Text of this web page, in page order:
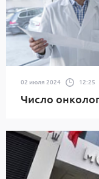
02 июля 2024 12:25
Число